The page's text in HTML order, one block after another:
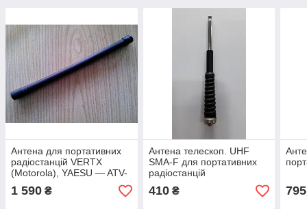
Антена для портативних
радіостанцій VERTX
(Motorola), YAESU — ATV-
6XL
1 590 ₴
Антена телескоп. UHF
SMA-F для портативних
радіостанцій
410₴ 795